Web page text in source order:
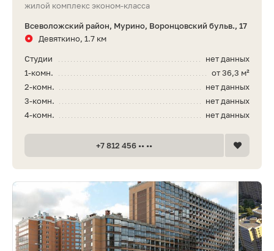
жилой комплекс эконом-класса
Всеволожский район, Мурино, Воронцовский бульв., 17
Девяткино, 1.7 км
нет данных
Студии
от 36,3 м²
1-комн.
нет данных
2-комн.
нет данных
3-комн.
нет данных
4-комн.
+7 812 456 •• ••